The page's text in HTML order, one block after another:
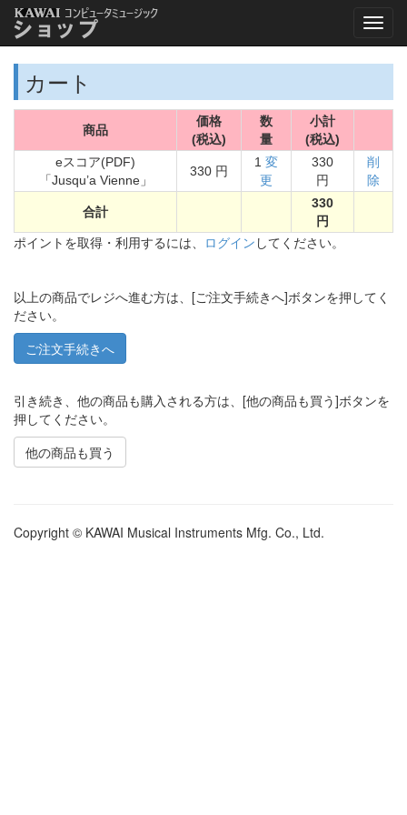
カート
商品
価格
(税込)
数
量
小計
(税込)
eスコア(PDF)
「Jusqu’a Vienne」
330 円
1 変
更
330
円
削
除
合計
330
円
ポイントを取得・利用するには、 ログイン してください。
以上の商品でレジへ進む方は、[ご注文手続きへ]ボタンを押してく
ださい。
引き続き、他の商品も購入される方は、[他の商品も買う]ボタンを
押してください。
他の商品も買う
Copyright © KAWAI Musical Instruments Mfg. Co., Ltd.